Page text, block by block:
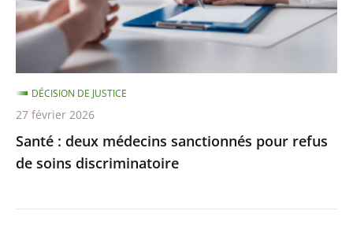
refus
de
soins
discriminatoire
Santé : deux médecins sanctionnés pour refus
de soins discriminatoire
DÉCISION DE JUSTICE
27 février 2026